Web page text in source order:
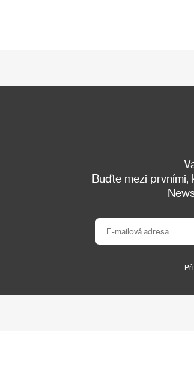
Buďte mezi